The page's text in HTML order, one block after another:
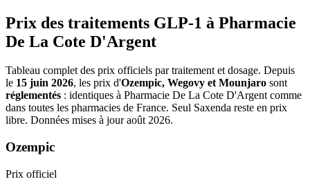
Prix des traitements GLP-1 à Pharmacie
De La Cote D'Argent
Tableau complet des prix officiels par traitement et dosage. Depuis
le 15 juin 2026, les prix d'Ozempic, Wegovy et Mounjaro sont
réglementés : identiques à Pharmacie De La Cote D'Argent comme
dans toutes les pharmacies de France. Seul Saxenda reste en prix
libre. Données mises à jour août 2026.
Ozempic
Prix officiel